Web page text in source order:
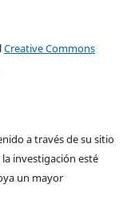
Creative Commons
a través de su sitio
investigación esté
un mayor